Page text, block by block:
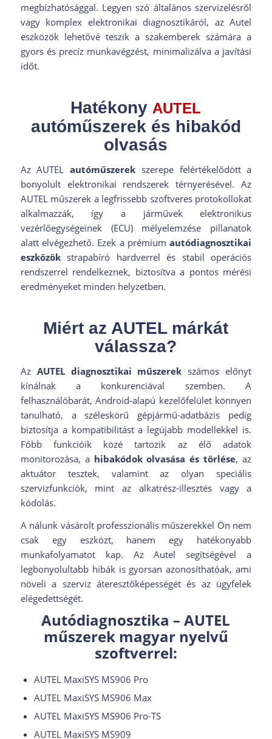
megbízhatósággal. Legyen szó általános szervizelésről
vagy komplex elektronikai diagnosztikáról, az Autel
eszközök lehetővé teszik a szakemberek számára a
gyors és precíz munkavégzést, minimalizálva a javítási
időt.
HatékonyAUTEL
autóműszerek és hibakód
olvasás
Az AUTELautóműszerek szerepe felértékelődött a
bonyolult elektronikai rendszerek térnyerésével. Az
AUTEL műszerek a legfrissebb szoftveres protokollokat
alkalmazzák, így a járművek elektronikus
vezérlőegységeinek (ECU) mélyelemzése pillanatok
alatt elvégezhető. Ezek a prémiumautódiagnosztikai
eszközökstrapabíró hardverrel és stabil operációs
rendszerrel rendelkeznek, biztosítva a pontos mérési
eredményeket minden helyzetben.
Miért az AUTEL márkát
válassza?
Az AUTEL diagnosztikai műszerek számos előnyt
kínálnak a konkurenciával szemben. A
felhasználóbarát, Android-alapú kezelőfelület könnyen
tanulható, a széleskörű gépjármű-adatbázis pedig
biztosítja a kompatibilitást a legújabb modellekkel is.
Főbb funkcióik közé tartozik az élő adatok
monitorozása, a hibakódok olvasása és törlése, az
aktuátor tesztek, valamint az olyan speciális
szervizfunkciók, mint az alkatrész-illesztés vagy a
kódolás.
A nálunk vásárolt professzionális műszerekkel Ön nem
csak egy eszközt, hanem egy hatékonyabb
munkafolyamatot kap. Az Autel segítségével a
legbonyolultabb hibák is gyorsan azonosíthatóak, ami
növeli a szerviz áteresztőképességét és az ügyfelek
elégedettségét.
Autódiagnosztika – AUTEL
műszerek magyar nyelvű
szoftverrel:
AUTEL MaxiSYS MS906 Pro
AUTEL MaxiSYS MS906 Max
AUTEL MaxiSYS MS906 Pro-TS
AUTEL MaxiSYS MS909